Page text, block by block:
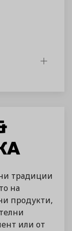
традиции
на
продукти,
или от